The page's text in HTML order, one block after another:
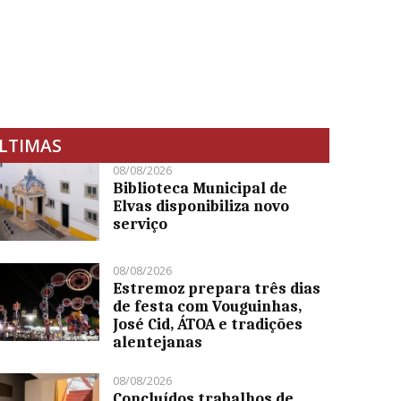
08/08/2026
Biblioteca Municipal de
Elvas disponibiliza novo
serviço
08/08/2026
Estremoz prepara três dias
de festa com Vouguinhas,
José Cid, ÁTOA e tradições
alentejanas
08/08/2026